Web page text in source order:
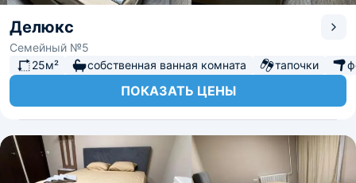
Делюкс
Семейный №5
25м²
собственная ванная комната тапочки
ПОКАЗАТЬ ЦЕНЫ